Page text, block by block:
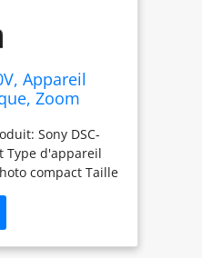
Appareil
Zoom
Sony DSC-
Type d'appareil
compact Taille
env. 60x
focale: 4,1 -